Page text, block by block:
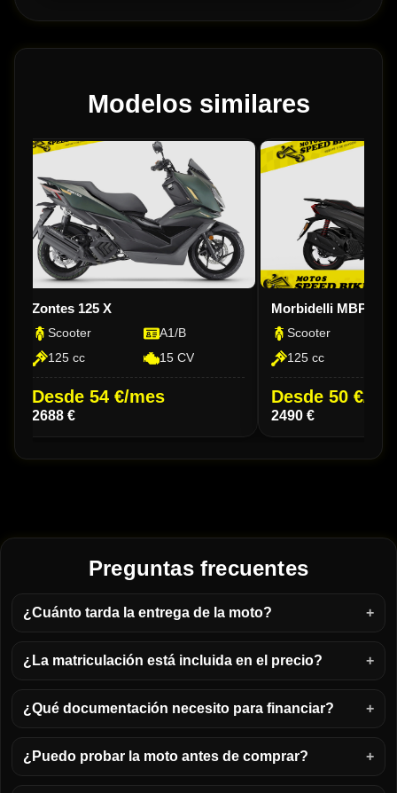
Modelos similares
Zontes 125 X
Scooter
A1/B
125 cc
15 CV
Desde 54 €/mes
2688 €
Morbidelli MBP SC
Scooter
125 cc
Desde 50 €/
2490 €
Preguntas frecuentes
¿Cuánto tarda la entrega de la moto?
¿La matriculación está incluida en el precio?
¿Qué documentación necesito para financiar?
¿Puedo probar la moto antes de comprar?